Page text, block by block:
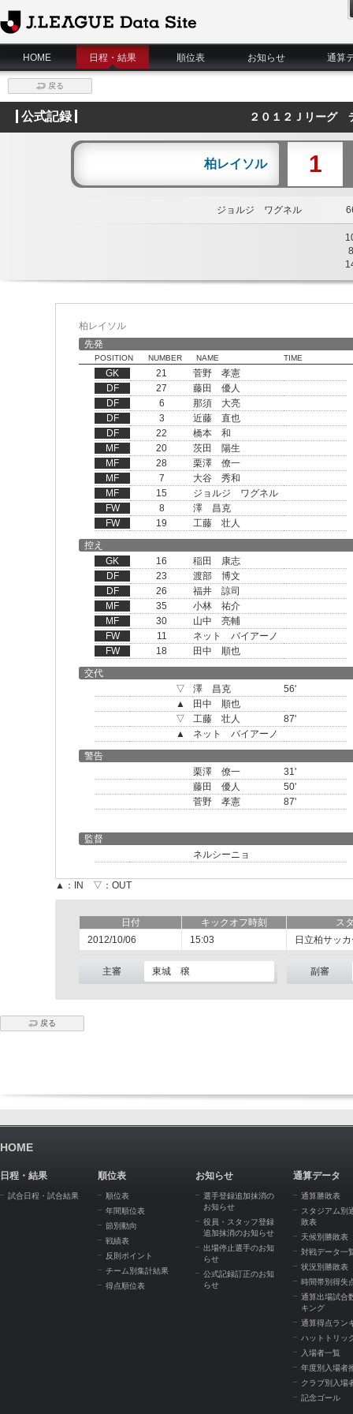
J.League Data Site
HOME
日程・結果 順位表 お知らせ 通算
戻る
公式記録 ２０１２Ｊリーグ
柏レイソル 1
ジョルジ ワグネル
8
柏レイソル
先発
POSITION NUMBER NAME TIME
GK 21
菅野 孝憲
DF
27
藤田 優人
DF
6
那須 大亮
DF
3
近藤 直也
DF
22
橋本 和
MF
20
茨田 陽生
MF
28
栗澤 僚一
MF
7
大谷 秀和
MF
15
ジョルジ ワグネル
FW
8
澤 昌克
FW
19
工藤 壮人
控え
GK
16
稲田 康志
DF
23
渡部 博文
DF
26
福井 諒司
MF
35
小林 祐介
MF
30
山中 亮輔
FW
11
ネット バイアーノ
FW
18
田中 順也
交代
▽
澤 昌克
56'
▲
田中 順也
▽
工藤 壮人
87'
▲
ネット バイアーノ
警告
栗澤 僚一
31'
藤田 優人
50'
菅野 孝憲
87'
監督
ネルシーニョ
▲：IN ▽：OUT
日付 キックオフ時刻
ス
2012/10/06
15:03 日立柏サッ
主審 東城 穣 副審
戻る
HOME
日程・結果
試合日程・試合結果
順位表
順位表
年間順位表
節別動向
戦績表
反則ポイント
チーム別集計結果
得点順位表
お知らせ
選手登録追加抹消の
お知らせ
役員・スタッフ登録
追加抹消のお知らせ
出場停止選手のお知
らせ
公式記録訂正のお知
らせ
通算データ
通算勝敗表
スタジアム別
敗表
天候別勝敗表
対戦データ一
状況別勝敗表
時間帯別得失
通算出場試合
キング
通算得点ラン
ハットトリッ
入場者一覧
年度別入場者
クラブ別入場
記念ゴール